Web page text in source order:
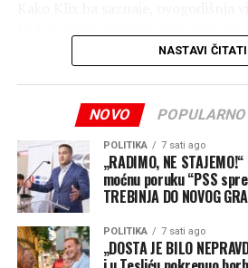
prethodne, zbog čega se očekuje
Iz EUFOR-a uvjeravaju da se
kojom se operativna sposobnost
Multinacionalnog bataljona diže
Vježba će se odvijati na više lokacija
podršku Oružanih snaga BiH,
partnerski odnos i podrška
NASTAVI ČITATI
NOVO POPULARNO
POLITIKA 7 sati ago
„RADIMO, NE
moćnu poruku “PSS
TREBINJA DO NOVOG
POLITIKA 7 sati ago
„DOSTA JE BILO